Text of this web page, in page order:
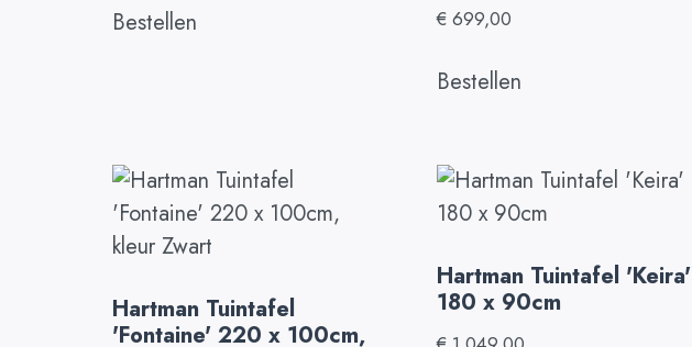
Bestellen €699,00
Bestellen
Hartman Tuintafel
'Fontaine' 220 x 100cm,
Hartman Tuintafel 'Keira'
180 x 90cm